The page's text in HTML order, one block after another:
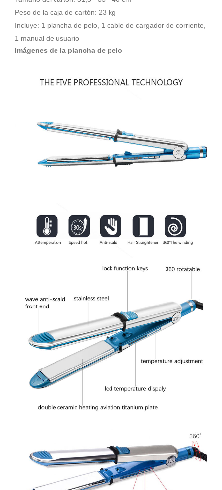
Peso de la caja de cartón: 23 kg
Incluye: 1 plancha de pelo, 1 cable de cargador de corriente,
1 manual de usuario
Imágenes de la plancha de pelo